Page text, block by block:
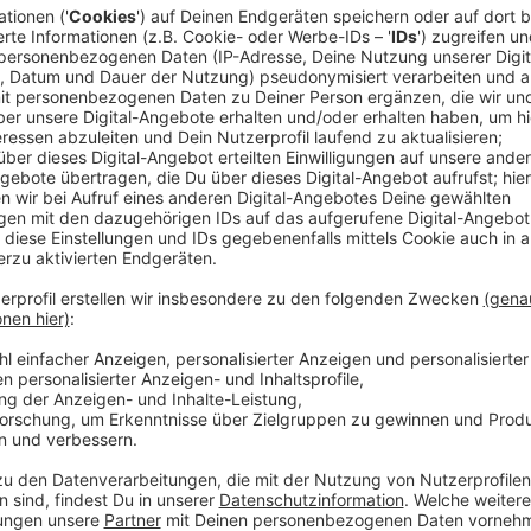
Wie ankommen gegen die Zunahme von
einem Recherchewettbewerb möchte der
diese Frage sensibilisieren. Schüler der Klassen 10
oder als Gruppe Beiträge zu den Themen
verfassen.
Anzeige
Teilnahme und Preise
Anzeige
Neben der Veröffentlichung ihres Beitrags winkt
aus Politik und Medien in Berlin. Die Aktion läuft bis
Bewerbungen sind absofort online möglich
Anzeige